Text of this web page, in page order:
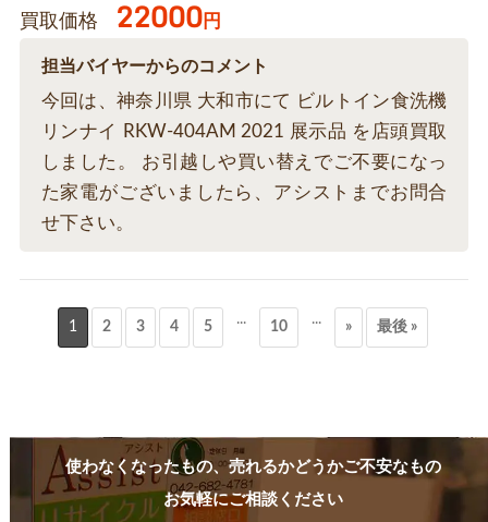
買取価格 22000円
担当バイヤーからのコメント
今回は、神奈川県 大和市にて ビルトイン食洗機
リンナイ RKW-404AM 2021 展示品 を店頭買取
しました。 お引越しや買い替えでご不要になっ
た家電がございましたら、アシストまでお問合
せ下さい。
1 2 3 4 5 ... 10 ... » 最後 »
使わなくなったもの、売れるかどうかご不安なもの
お気軽にご相談ください